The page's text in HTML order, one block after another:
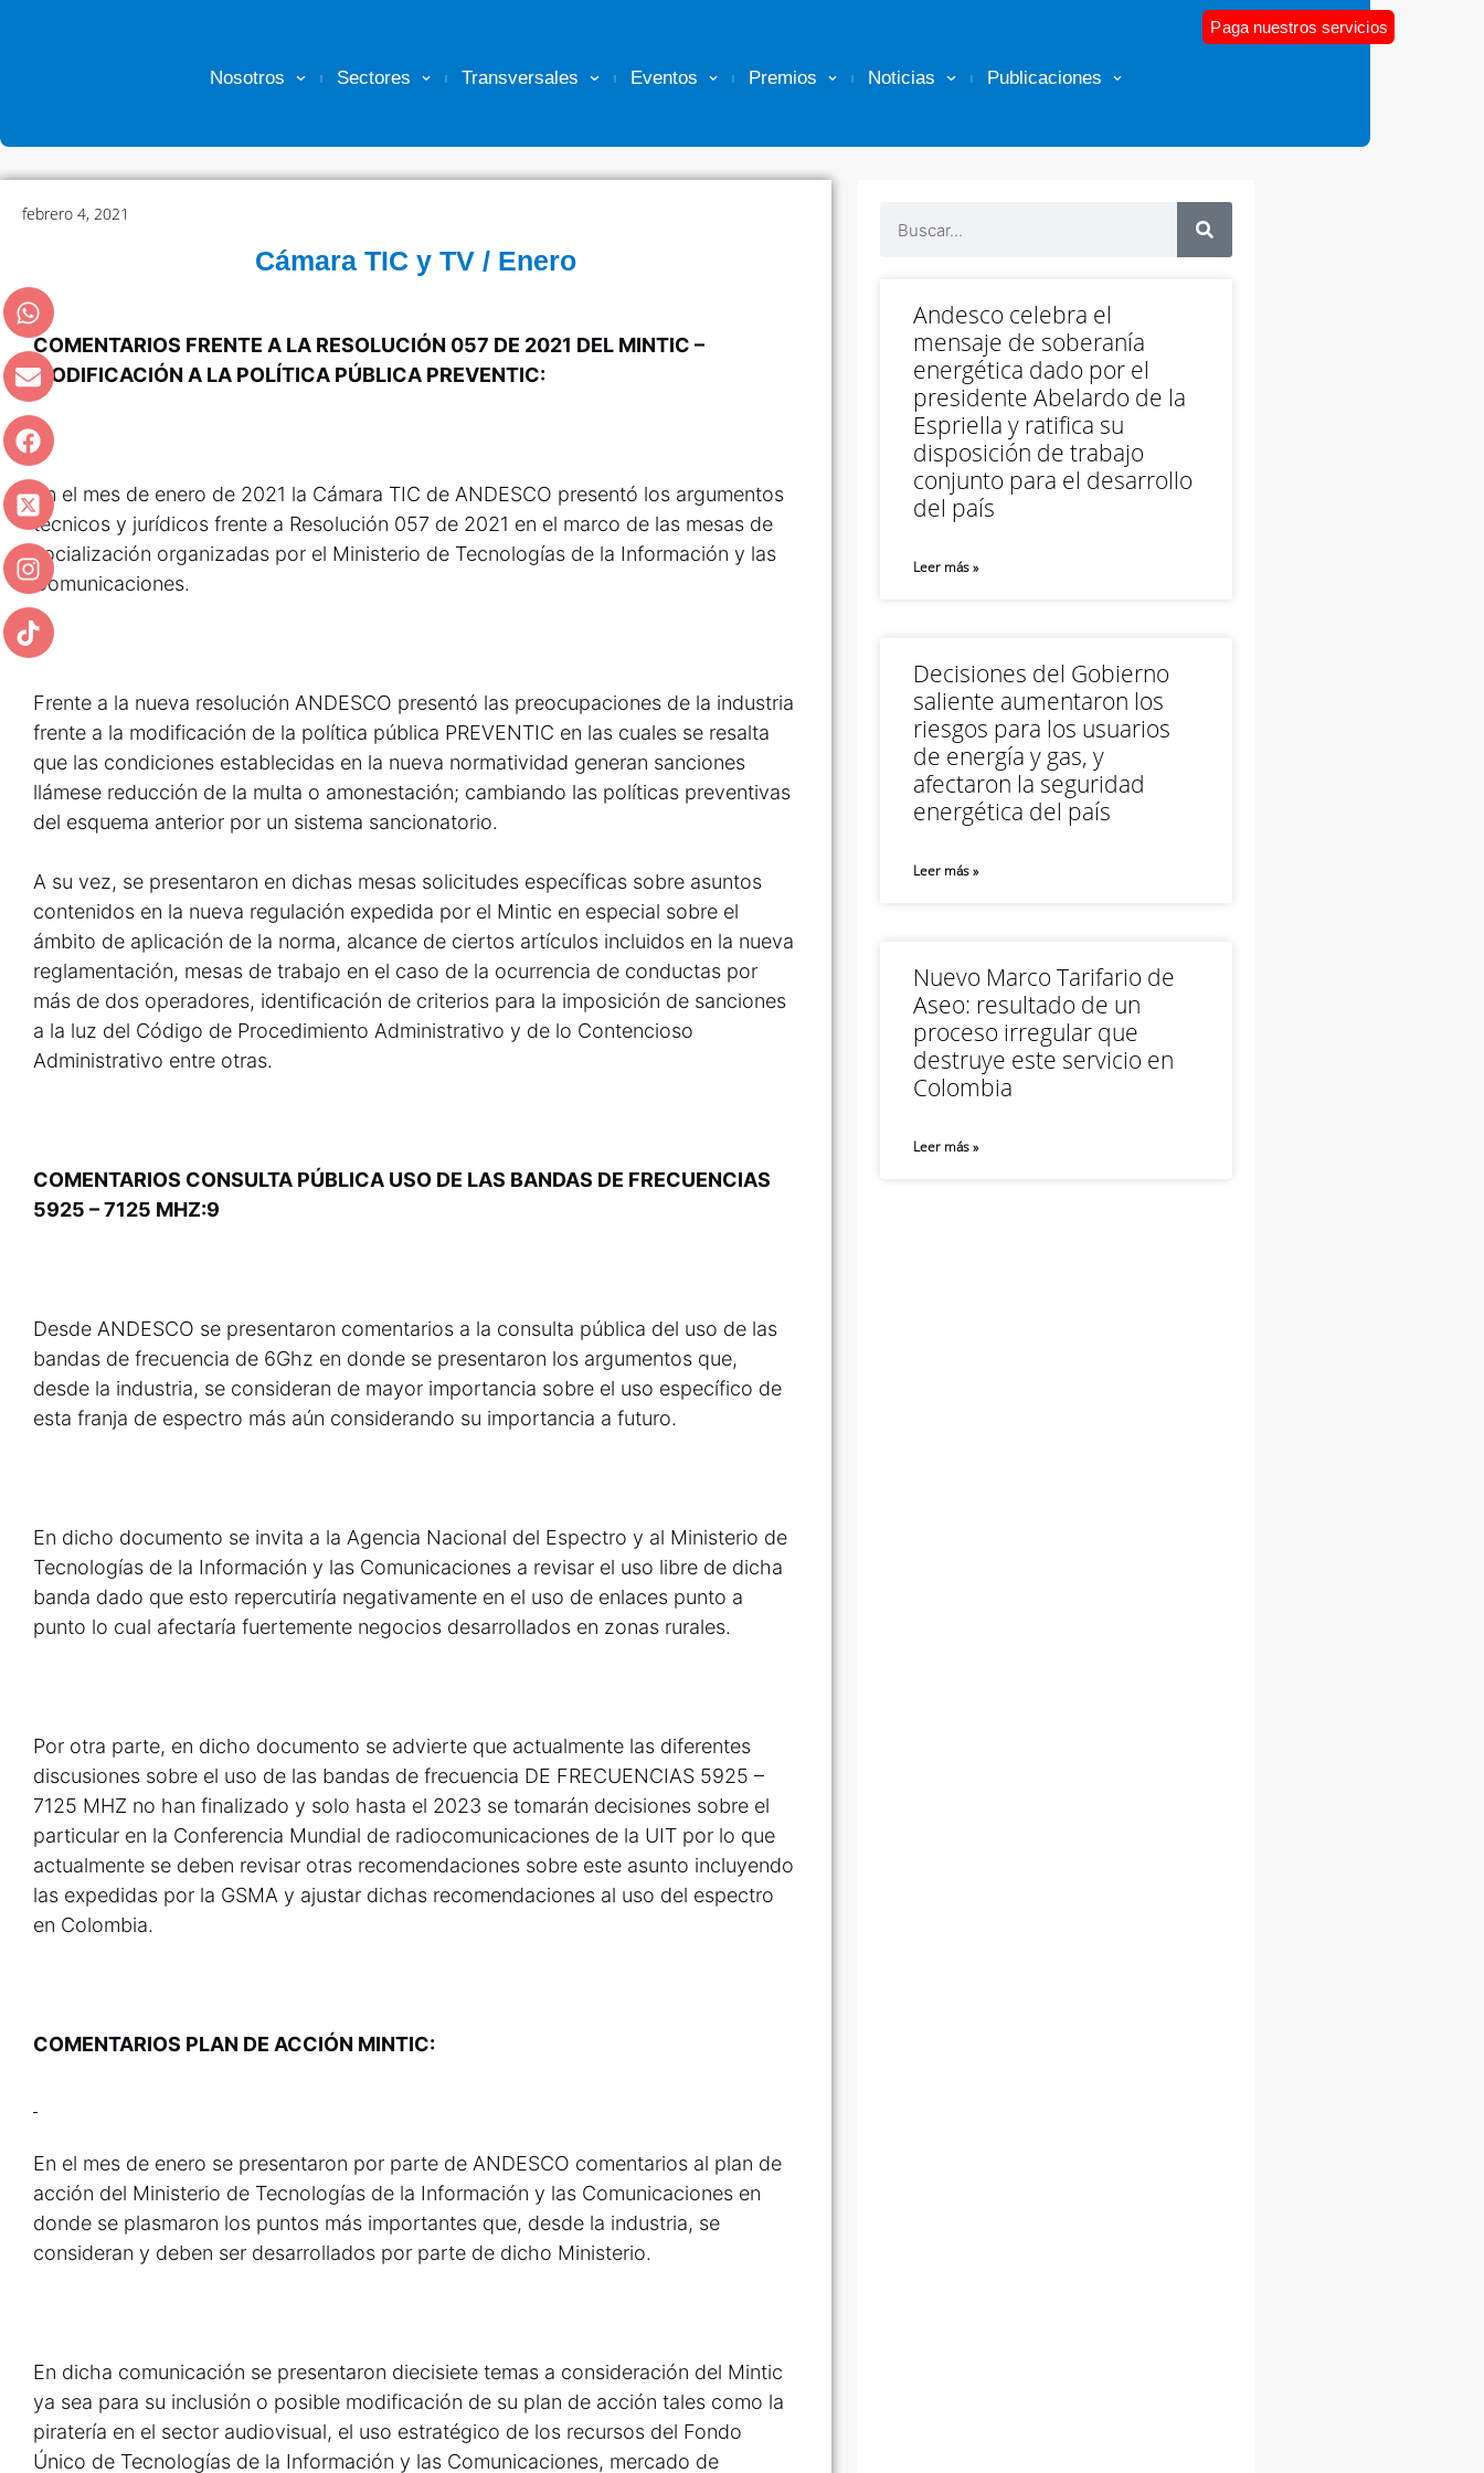
Nosotros Sectores Transversales Eventos Premios Noticias Publicaciones
Paga nuestros servicios
febrero 4, 2021
Cámara TIC y TV / Enero
COMENTARIOS FRENTE A LA RESOLUCIÓN 057 DE 2021 DEL MINTIC –
MODIFICACIÓN A LA POLÍTICA PÚBLICA PREVENTIC:
En el mes de enero de 2021 la Cámara TIC de ANDESCO presentó los argumentos
técnicos y jurídicos frente a Resolución 057 de 2021 en el marco de las mesas de
socialización organizadas por el Ministerio de Tecnologías de la Información y las
Comunicaciones.
Frente a la nueva resolución ANDESCO presentó las preocupaciones de la industria
frente a la modificación de la política pública PREVENTIC en las cuales se resalta
que las condiciones establecidas en la nueva normatividad generan sanciones
llámese reducción de la multa o amonestación; cambiando las políticas preventivas
del esquema anterior por un sistema sancionatorio.
A su vez, se presentaron en dichas mesas solicitudes específicas sobre asuntos
contenidos en la nueva regulación expedida por el Mintic en especial sobre el
ámbito de aplicación de la norma, alcance de ciertos artículos incluidos en la nueva
reglamentación, mesas de trabajo en el caso de la ocurrencia de conductas por
más de dos operadores, identificación de criterios para la imposición de sanciones
a la luz del Código de Procedimiento Administrativo y de lo Contencioso
Administrativo entre otras.
COMENTARIOS CONSULTA PÚBLICA USO DE LAS BANDAS DE FRECUENCIAS
5925 – 7125 MHZ­:9
Desde ANDESCO se presentaron comentarios a la consulta pública del uso de las
bandas de frecuencia de 6Ghz en donde se presentaron los argumentos que,
desde la industria, se consideran de mayor importancia sobre el uso específico de
esta franja de espectro más aún considerando su importancia a futuro.
En dicho documento se invita a la Agencia Nacional del Espectro y al Ministerio de
Tecnologías de la Información y las Comunicaciones a revisar el uso libre de dicha
banda dado que esto repercutiría negativamente en el uso de enlaces punto a
punto lo cual afectaría fuertemente negocios desarrollados en zonas rurales.
Por otra parte, en dicho documento se advierte que actualmente las diferentes
discusiones sobre el uso de las bandas de frecuencia DE FRECUENCIAS 5925 –
7125 MHZ no han finalizado y solo hasta el 2023 se tomarán decisiones sobre el
particular en la Conferencia Mundial de radiocomunicaciones de la UIT por lo que
actualmente se deben revisar otras recomendaciones sobre este asunto incluyendo
las expedidas por la GSMA y ajustar dichas recomendaciones al uso del espectro
en Colombia.
COMENTARIOS PLAN DE ACCIÓN MINTIC:
En el mes de enero se presentaron por parte de ANDESCO comentarios al plan de
acción del Ministerio de Tecnologías de la Información y las Comunicaciones en
donde se plasmaron los puntos más importantes que, desde la industria, se
consideran y deben ser desarrollados por parte de dicho Ministerio.
En dicha comunicación se presentaron diecisiete temas a consideración del Mintic
ya sea para su inclusión o posible modificación de su plan de acción tales como la
piratería en el sector audiovisual, el uso estratégico de los recursos del Fondo
Único de Tecnologías de la Información y las Comunicaciones, mercado de
Andesco celebra el
mensaje de soberanía
energética dado por el
presidente Abelardo de la
Espriella y ratifica su
disposición de trabajo
conjunto para el desarrollo
del país
Leer más »
Decisiones del Gobierno
saliente aumentaron los
riesgos para los usuarios
de energía y gas, y
afectaron la seguridad
energética del país
Leer más »
Nuevo Marco Tarifario de
Aseo: resultado de un
proceso irregular que
destruye este servicio en
Colombia
Leer más »